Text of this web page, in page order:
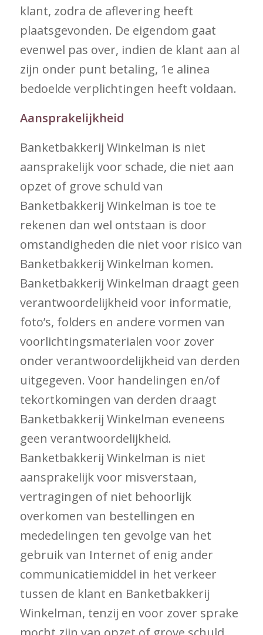
klant, zodra de aflevering heeft
plaatsgevonden. De eigendom gaat
evenwel pas over, indien de klant aan al
zijn onder punt betaling, 1e alinea
bedoelde verplichtingen heeft voldaan.
Aansprakelijkheid
Banketbakkerij Winkelman is niet
aansprakelijk voor schade, die niet aan
opzet of grove schuld van
Banketbakkerij Winkelman is toe te
rekenen dan wel ontstaan is door
omstandigheden die niet voor risico van
Banketbakkerij Winkelman komen.
Banketbakkerij Winkelman draagt geen
verantwoordelijkheid voor informatie,
foto’s, folders en andere vormen van
voorlichtingsmaterialen voor zover
onder verantwoordelijkheid van derden
uitgegeven. Voor handelingen en/of
tekortkomingen van derden draagt
Banketbakkerij Winkelman eveneens
geen verantwoordelijkheid.
Banketbakkerij Winkelman is niet
aansprakelijk voor misverstaan,
vertragingen of niet behoorlijk
overkomen van bestellingen en
mededelingen ten gevolge van het
gebruik van Internet of enig ander
communicatiemiddel in het verkeer
tussen de klant en Banketbakkerij
Winkelman, tenzij en voor zover sprake